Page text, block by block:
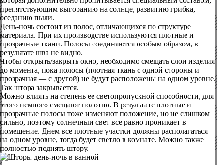
препятствующим выгоранию на солнце, развитию грибка,
оседанию пыли.
День-ночь состоит из полос, отличающихся по структуре
материала. При их производстве используются плотные и
прозрачные ткани. Полосы соединяются особым образом, в
результате шва не видно.
Чтобы открыть/закрыть окно, необходимо смещать слои изделия
до момента, пока полосы (плотная ткань с одной стороны и
прозрачная — с другой) не будут расположены на одном уровне.
Так штора закрывается.
Можно влиять на степень ее светопропускной способности, для
этого немного смещают полотно. В результате плотные и
прозрачные полосы тоже изменяют положение, но не слишком
сильно, поэтому солнечный свет все равно проникает в
помещение. Днем все плотные участки должны располагаться
на одном уровне, тогда будет светло в комнате. Можно также
полностью поднять штору.